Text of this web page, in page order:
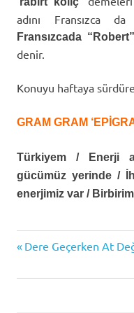
adını Fransızca
Fransızcada
denir.
Konuyu haftaya
GRAM GRAM
Türkiyem / Enerji
gücümüz yerinde /
enerjimiz var /
Yazı
gezinmesi
Previous
Dere Geçerken At